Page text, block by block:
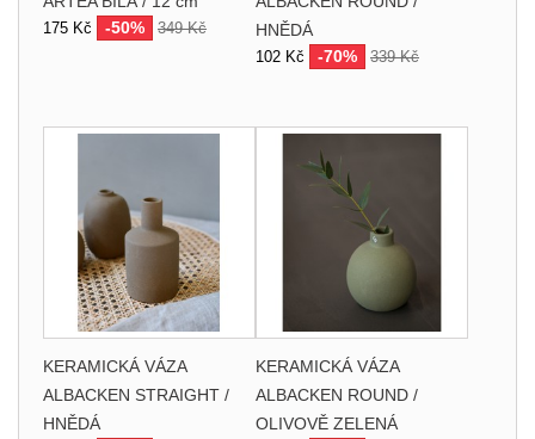
175 Kč -50% 349 Kč
HNĚDÁ
102 Kč -70% 339 Kč
KERAMICKÁ VÁZA
ALBACKEN STRAIGHT /
HNĚDÁ
KERAMICKÁ VÁZA
ALBACKEN ROUND /
OLIVOVĚ ZELENÁ